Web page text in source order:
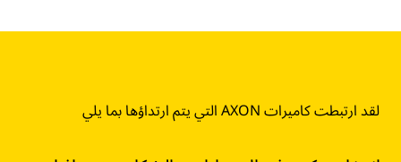
لقد ارتبطت كاميرات AXON التي يتم ارتداؤها بما يلي